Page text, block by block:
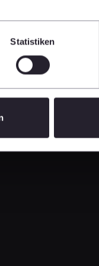
Statistiken